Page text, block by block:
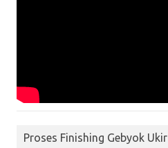
Proses Finishing Gebyok Ukir